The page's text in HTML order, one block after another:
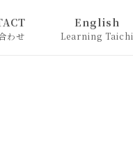
わせ
English
Learning Taichi